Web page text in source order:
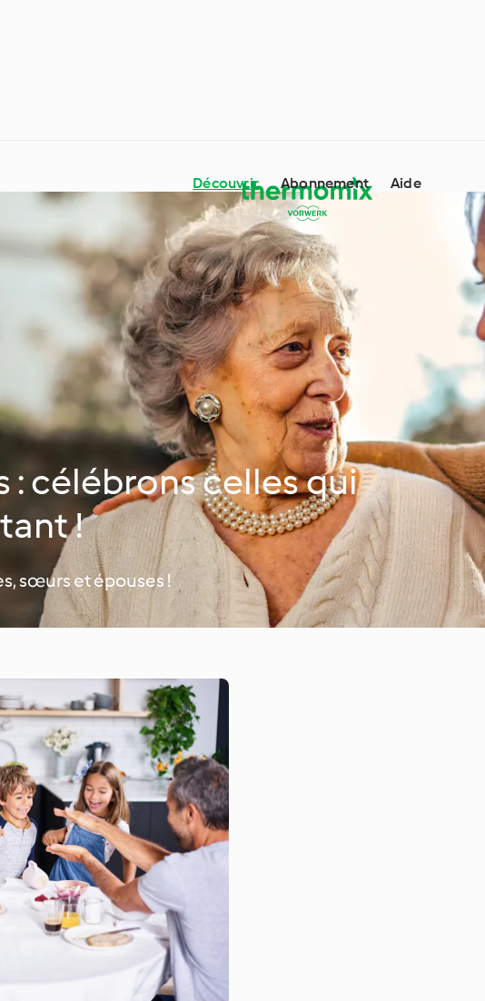
Découvrir Abonnement Aide
Apprendre avec Cookidoo®
Thermomix® conseils &
astuces
Régimes particuliers et
tendances
Occasions spéciales et
saisons
: célébrons celles qui
!
sœurs et épouses !